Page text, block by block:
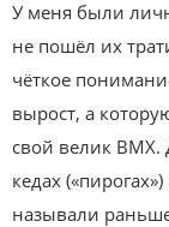
У меня были
не пошёл их
чёткое
вырост, а
свой велик
кедах
называли